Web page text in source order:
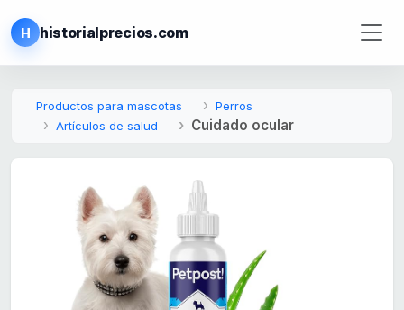
H historialprecios.com
Productos para mascotas
Perros
Artículos de salud
Cuidado ocular